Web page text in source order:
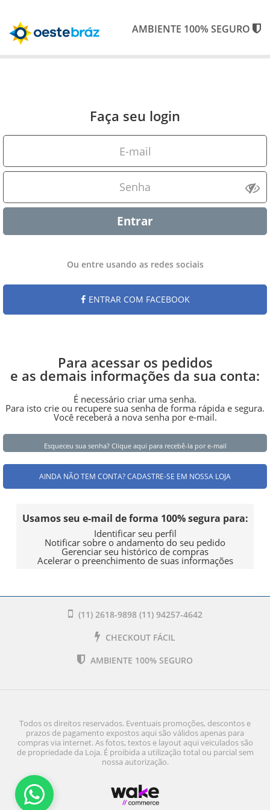
AMBIENTE 100% SEGURO
Faça seu login
Entrar
ENTRAR COM FACEBOOK
Para acessar os pedidos
e as demais informações da sua conta:
É necessário criar uma senha.
Para isto crie ou recupere sua senha de forma rápida e segura.
Você receberá a nova senha por e-mail.
Esqueceu sua senha? Clique aqui para recebê-la por e-mail
CADASTRE-SE EM NOSSA LOJA
Usamos seu e-mail de forma 100% segura para:
Identificar seu perfil
Notificar sobre o andamento do seu pedido
Gerenciar seu histórico de compras
Acelerar o preenchimento de suas informações
(11) 2618-9898 (11) 94257-4642
CHECKOUT FÁCIL
AMBIENTE 100% SEGURO
Todos os direitos reservados. Eventuais promoções, descontos e
prazos de pagamento expostos aqui são válidos apenas para
compras via internet. As fotos, textos e layout aqui veiculados são
de propriedade da Loja. É proibida a utilização total ou parcial sem
nossa autorização.